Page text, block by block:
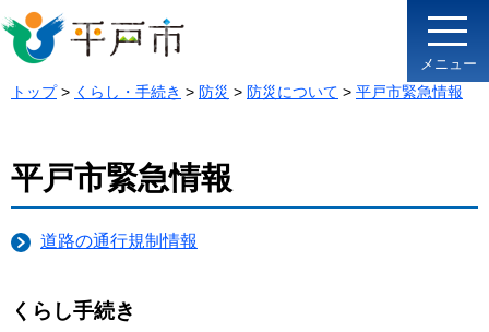
メニュー
トップ> くらし・手続き > 防災 > 防災について > 平戸市緊急情報
くらし手続き
平戸市緊急情報
道路の通行規制情報